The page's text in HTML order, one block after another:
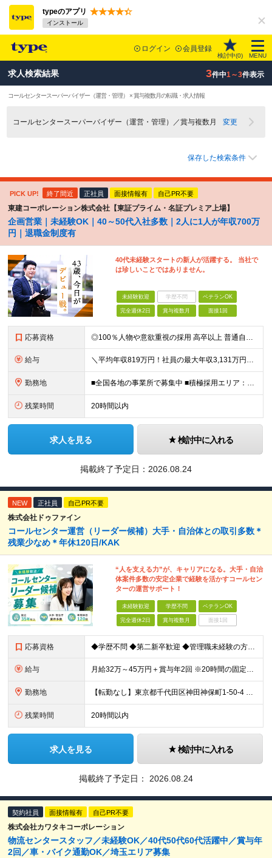
typeのアプリ
インストール
ログイン 会員登録
検討中(0) MENU
求人検索結果 3件中1～3件表示
コールセンタースーパーバイザー（運営・管理） × 賞与複数月の転職・求人情報
コールセンタースーパーバイザー（運営・管理）／賞与複数月 変更
保存した検索条件
PICK UP! 終了間近 正社員 面接情報有 自己PR不要
東建コーポレーション株式会社【東証プライム・名証プレミア上場】
企画営業｜未経験OK｜40～50代入社多数｜2人に1人が年収700万
円｜退職金制度有
40代未経験スタートの新人が活躍する。 当社で
は珍しいことではありません。
未経験歓迎 学歴不問 ベテランOK
完全週休2日 賞与複数月 面接1回
応募資格 ◎100％人物や意欲重視の採用 高卒以上 普通自動車第一種運転免許取得者（AT限定可） ★職歴は全く問いません！ 前向きにコツコツと向き合える方であれば結果がついてくるお仕事です。 現職・無職、正社
給与 ＼平均年収819万円！社員の最大年収3,131万円／ ＼2人に1人が年収700万円以上／ ＼5人に1人が年収1,000万円以上！／ 固定給だけで、年収524万円も可能！ インセンティブだけでなく固定給
勤務地 ■全国各地の事業所で募集中 ■積極採用エリア：東京・神奈川・埼玉・千葉・愛知 ※希望の勤務地で働ける！通勤可能な事業所を選定していきます ※地元に戻って働きたいUターン希望者も歓迎します！ ※社用車を
残業時間 20時間以内
求人を見る 検討中に入れる
掲載終了予定日： 2026.08.24
NEW 正社員 自己PR不要
株式会社ドゥファイン
コールセンター運営（リーダー候補）大手・自治体との取引多数＊
残業少なめ＊年休120日/KAK
“人を支える力”が、キャリアになる。大手・自治
体案件多数の安定企業で経験を活かすコールセン
ターの運営サポート！
未経験歓迎 学歴不問 ベテランOK
完全週休2日 賞与複数月 面接1回
応募資格 ◆学歴不問 ◆第二新卒歓迎 ◆管理職未経験の方も歓迎 ◆基本的なPCスキル（Excel・Word・PowerPoint）のある方 →経験やスキルよりも【人との向き合い方】を重視しています！
給与 月給32万～45万円＋賞与年2回 ※20時間の固定残業代（42,478円～59,735円）含む＆超過分別途支給 ■賞与：年2回（6月、12月） ■昇給：年1回（6月） ※試用期間（6ヵ月間）も給
勤務地 【転勤なし】東京都千代田区神田神保町1-50-4 浦野ビル3階、4階 「神保町駅」徒歩6分 「水道橋駅」徒歩7分 「御茶ノ水駅」徒歩10分 (変更の範囲)上記を除く当社関連勤務地
残業時間 20時間以内
求人を見る 検討中に入れる
掲載終了予定日： 2026.08.24
契約社員 面接情報有 自己PR不要
株式会社カワタキコーポレーション
物流センタースタッフ／未経験OK／40代50代60代活躍中／賞与年
2回／車・バイク通勤OK／埼玉エリア募集